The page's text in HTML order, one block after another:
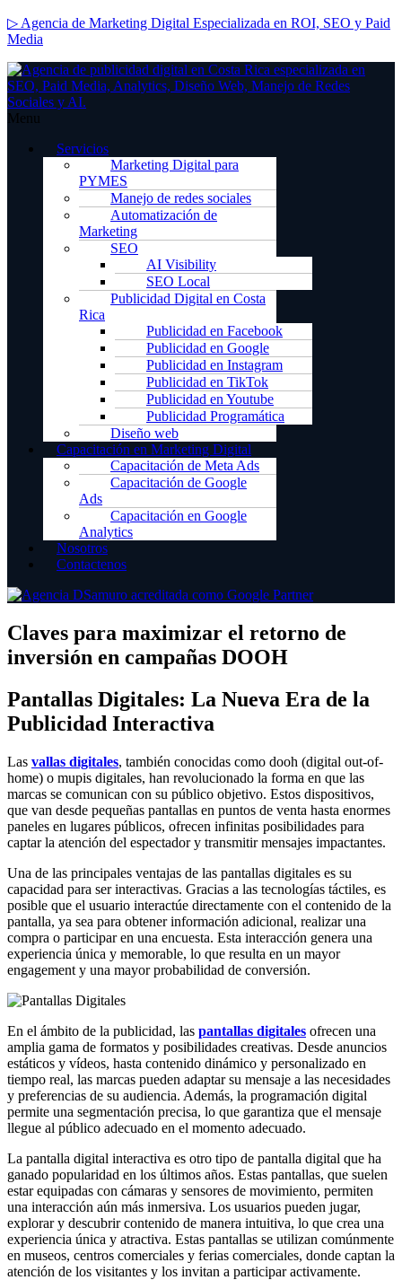
▷ Agencia de Marketing Digital Especializada en ROI, SEO y Paid
Media
Menu
Servicios
Marketing Digital para
PYMES
Manejo de redes sociales
Automatización de
Marketing
SEO
AI Visibility
SEO Local
Publicidad Digital en Costa
Rica
Publicidad en Facebook
Publicidad en Google
Publicidad en Instagram
Publicidad en TikTok
Publicidad en Youtube
Publicidad Programática
Diseño web
Capacitación en Marketing Digital
Capacitación de Meta Ads
Capacitación de Google
Ads
Capacitación en Google
Analytics
Nosotros
Contactenos
Claves para maximizar el retorno de
inversión en campañas DOOH
Pantallas Digitales: La Nueva Era de la
Publicidad Interactiva
Las vallas digitales, también conocidas como dooh (digital out-of-
home) o mupis digitales, han revolucionado la forma en que las
marcas se comunican con su público objetivo. Estos dispositivos,
que van desde pequeñas pantallas en puntos de venta hasta enormes
paneles en lugares públicos, ofrecen infinitas posibilidades para
captar la atención del espectador y transmitir mensajes impactantes.
Una de las principales ventajas de las pantallas digitales es su
capacidad para ser interactivas. Gracias a las tecnologías táctiles, es
posible que el usuario interactúe directamente con el contenido de la
pantalla, ya sea para obtener información adicional, realizar una
compra o participar en una encuesta. Esta interacción genera una
experiencia única y memorable, lo que resulta en un mayor
engagement y una mayor probabilidad de conversión.
En el ámbito de la publicidad, las pantallas digitales ofrecen una
amplia gama de formatos y posibilidades creativas. Desde anuncios
estáticos y vídeos, hasta contenido dinámico y personalizado en
tiempo real, las marcas pueden adaptar su mensaje a las necesidades
y preferencias de su audiencia. Además, la programación digital
permite una segmentación precisa, lo que garantiza que el mensaje
llegue al público adecuado en el momento adecuado.
La pantalla digital interactiva es otro tipo de pantalla digital que ha
ganado popularidad en los últimos años. Estas pantallas, que suelen
estar equipadas con cámaras y sensores de movimiento, permiten
una interacción aún más inmersiva. Los usuarios pueden jugar,
explorar y descubrir contenido de manera intuitiva, lo que crea una
experiencia única y atractiva. Estas pantallas se utilizan comúnmente
en museos, centros comerciales y ferias comerciales, donde captan la
atención de los visitantes y los invitan a participar activamente.